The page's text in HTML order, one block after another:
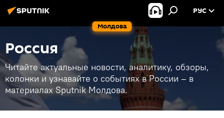
Молдова
РУС
Россия
Читайте актуальные новости, аналитику, обзоры,
колонки и узнавайте о событиях в России – в
материалах Sputnik Молдова.